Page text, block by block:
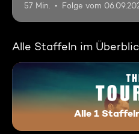
57 Min. Folge vom
Alle Staffeln im
Alle 1